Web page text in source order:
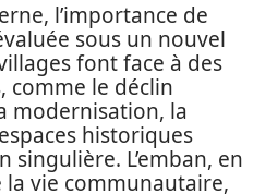
l’importance de
sous un nouvel
font face à des
comme le déclin
modernisation, la
historiques
L’emban, en
vie communautaire,